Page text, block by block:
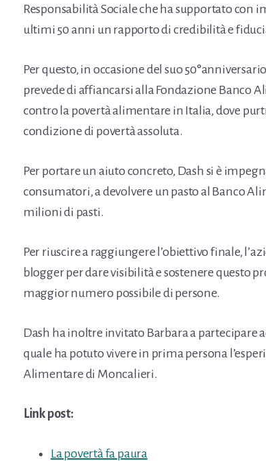
Responsabilità Sociale che ha supportato con
ultimi 50 anni un rapporto di credibilità e
Per questo, in occasione del suo
prevede di affiancarsi alla Fondazione Banco
contro la povertà alimentare in Italia, dove
condizione di povertà assoluta.
Per portare un aiuto concreto, Dash si è
consumatori, a devolvere un pasto al Banco
milioni di pasti.
Per riuscire a raggiungere l’obiettivo finale,
blogger per dare visibilità e sostenere questo
maggior numero possibile di persone.
Dash ha inoltre invitato Barbara a partecipare
quale ha potuto vivere in prima persona
Alimentare di Moncalieri.
Link post:
La povertà fa paura